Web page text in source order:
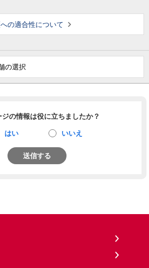
の適合性について
の選択
ジの情報は役に立ちましたか？
はい いいえ
送信する